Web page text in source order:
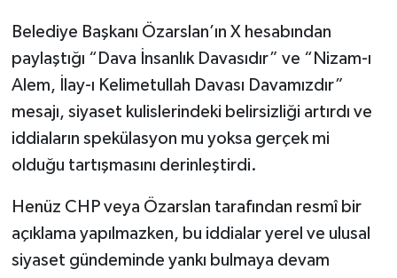
Belediye Başkanı Özarslan’ın X hesabından
paylaştığı “Dava İnsanlık Davasıdır” ve “Nizam-ı
Alem, İlay-ı Kelimetullah Davası Davamızdır”
mesajı, siyaset kulislerindeki belirsizliği artırdı ve
iddiaların spekülasyon mu yoksa gerçek mi
olduğu tartışmasını derinleştirdi.
Henüz CHP veya Özarslan tarafından resmî bir
açıklama yapılmazken, bu iddialar yerel ve ulusal
siyaset gündeminde yankı bulmaya devam